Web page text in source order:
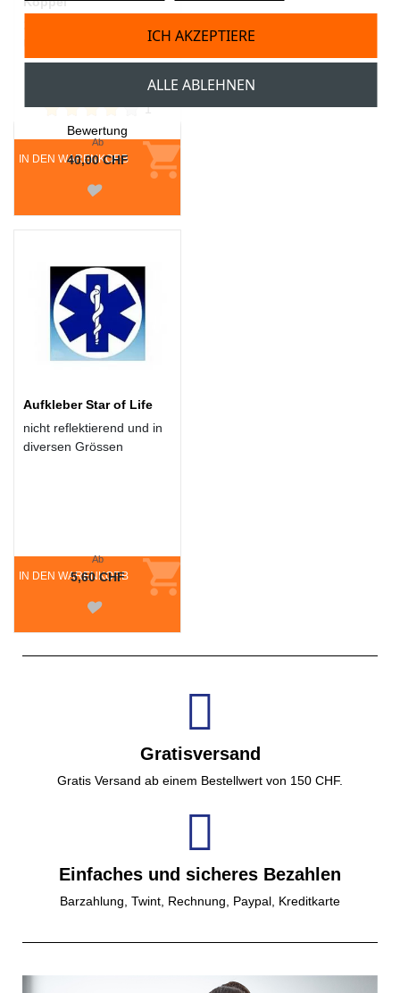
Unter- und Obergürtel
IN DEN WARENKORB
Ab
40,00 CHF
1
Bewertung
Aufkleber Star of Life
nicht reflektierend und in
diversen Grössen
IN DEN WARENKORB
Ab
5,60 CHF
Gratisversand
Gratis Versand ab einem Bestellwert von 150 CHF.
Einfaches und sicheres Bezahlen
Barzahlung, Twint, Rechnung, Paypal, Kreditkarte
ALLE ABLEHNEN
ICH AKZEPTIERE